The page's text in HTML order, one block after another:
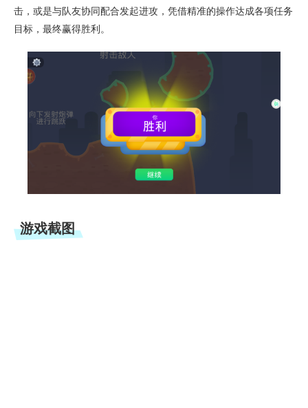
击，或是与队友协同配合发起进攻，凭借精准的操作达成各项任务
目标，最终赢得胜利。
游戏截图